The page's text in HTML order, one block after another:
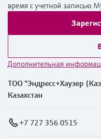
время с учетной записью
Дополнительная
ТОО "Эндресс+Хаузер
Казахстан
+7 727 356 0515